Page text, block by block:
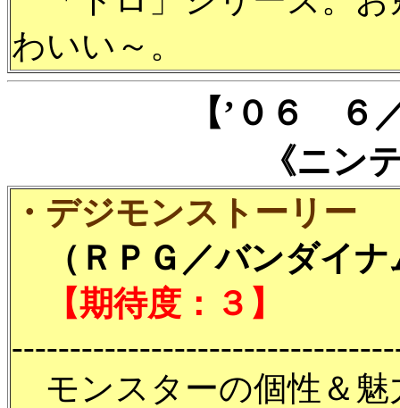
わいい～。
【’０６ ６
《ニン
・デジモンストーリー
（ＲＰＧ／バンダイナ
【期待度：３】
モンスターの個性＆魅